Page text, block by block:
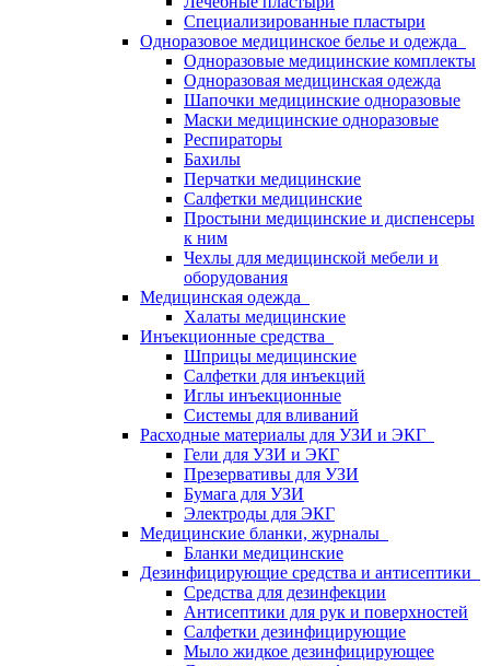
Специализированные пластыри
Одноразовое медицинское белье и одежда
Одноразовые медицинские комплекты
Одноразовая медицинская одежда
Шапочки медицинские одноразовые
Маски медицинские одноразовые
Респираторы
Бахилы
Перчатки медицинские
Салфетки медицинские
Простыни медицинские и диспенсеры
к ним
Чехлы для медицинской мебели и
оборудования
Медицинская одежда
Халаты медицинские
Инъекционные средства
Шприцы медицинские
Салфетки для инъекций
Иглы инъекционные
Системы для вливаний
Расходные материалы для УЗИ и ЭКГ
Гели для УЗИ и ЭКГ
Презервативы для УЗИ
Бумага для УЗИ
Электроды для ЭКГ
Медицинские бланки, журналы
Бланки медицинские
Дезинфицирующие средства и антисептики
Средства для дезинфекции
Антисептики для рук и поверхностей
Салфетки дезинфицирующие
Мыло жидкое дезинфицирующее